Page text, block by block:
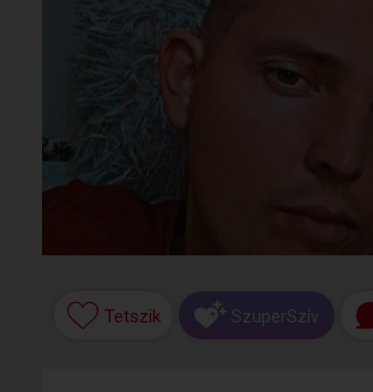
Tetszik SzuperSzív